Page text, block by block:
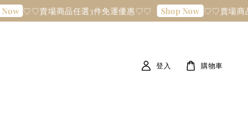
♡♡賣場商品任選3件免運優惠♡♡ Shop Now ♡♡賣場商品任
登入 購物車